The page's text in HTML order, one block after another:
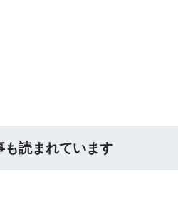
も読まれています